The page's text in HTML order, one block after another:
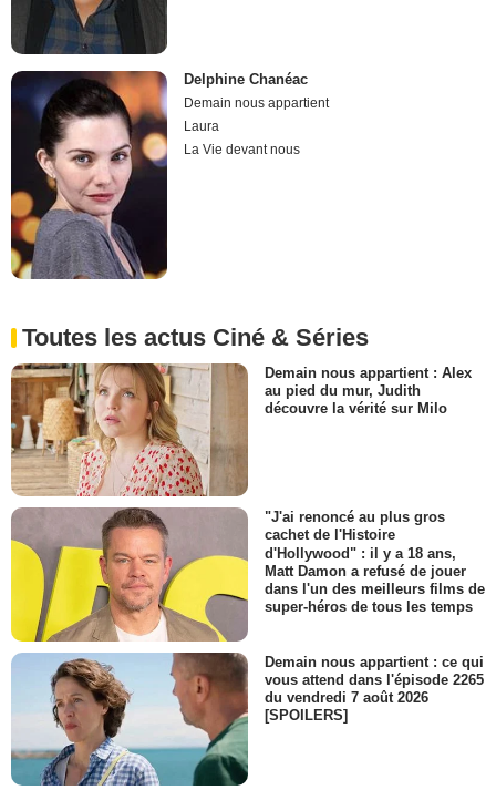
Delphine Chanéac
Demain nous appartient
Laura
La Vie devant nous
Toutes les actus Ciné & Séries
Demain nous appartient : Alex
au pied du mur, Judith
découvre la vérité sur Milo
"J'ai renoncé au plus gros
cachet de l'Histoire
d'Hollywood" : il y a 18 ans,
Matt Damon a refusé de jouer
dans l'un des meilleurs films de
super-héros de tous les temps
Demain nous appartient : ce qui
vous attend dans l'épisode 2265
du vendredi 7 août 2026
[SPOILERS]